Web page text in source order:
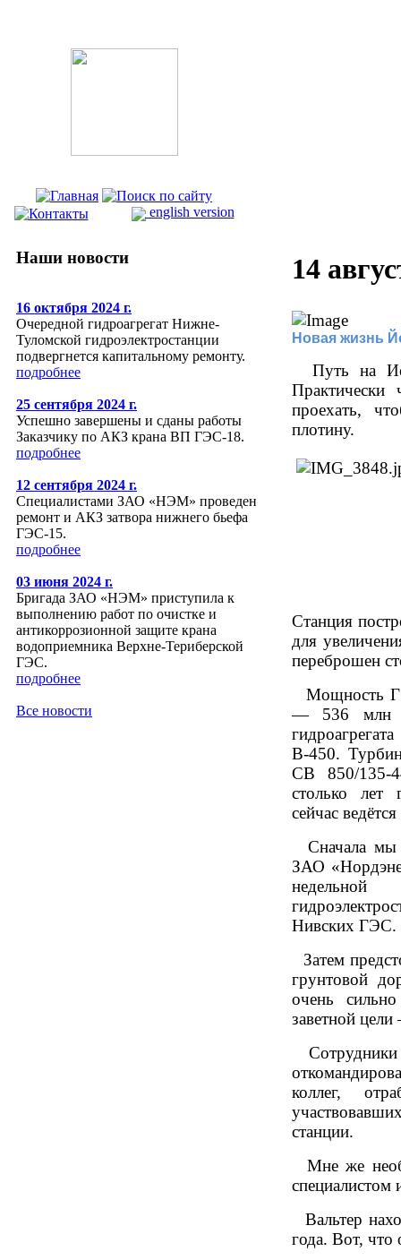
english version
Наши новости
16 октября 2024 г.
Очередной гидроагрегат Нижне-
Туломской гидроэлектростанции
подвергнется капитальному ремонту.
подробнее
25 сентября 2024 г.
Успешно завершены и сданы работы
Заказчику по АКЗ крана ВП ГЭС-18.
подробнее
12 сентября 2024 г.
Специалистами ЗАО «НЭМ» проведен
ремонт и АКЗ затвора нижнего бьефа
ГЭС-15.
подробнее
03 июня 2024 г.
Бригада ЗАО «НЭМ» приступила к
выполнению работ по очистке и
антикоррозионной защите крана
водоприемника Верхне-Териберской
ГЭС.
подробнее
Все новости
14
Новая жизнь
Путь на
Практически
проехать,
плотину.
Станция
для
переброшен
Мощность
— 536 млн
В-450.
СВ 850/135-
столько лет
сейчас
Сначала мы
ЗАО
Нивских ГЭС.
Затем
грунтовой
очень
заветной
коллег,
станции.
Мне же
Вальтер
года. Вот, что